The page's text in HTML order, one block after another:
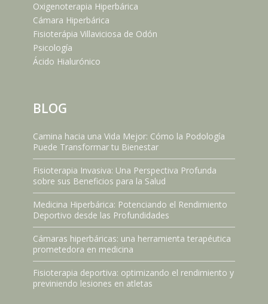
Oxigenoterapia Hiperbárica
Cámara Hiperbárica
Fisioterápia Villaviciosa de Odón
Psicología
Ácido Hialurónico
BLOG
Camina hacia una Vida Mejor: Cómo la Podología
Puede Transformar tu Bienestar
Fisioterapia Invasiva: Una Perspectiva Profunda
sobre sus Beneficios para la Salud
Medicina Hiperbárica: Potenciando el Rendimiento
Deportivo desde las Profundidades
Cámaras hiperbáricas: una herramienta terapéutica
prometedora en medicina
Fisioterapia deportiva: optimizando el rendimiento y
previniendo lesiones en atletas